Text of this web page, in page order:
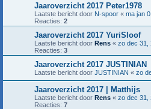
Jaaroverzicht 2017 Peter1978
Laatste bericht door N-spoor « ma jan
Reacties: 2
Jaaroverzicht 2017 YuriSloof
Laatste bericht door Rens « zo dec 31,
Reacties: 3
Jaaroverzicht 2017 JUSTINIAN
Laatste bericht door JUSTINIAN « zo
Jaaroverzicht 2017 | Matthijs
Laatste bericht door Rens « zo dec 31,
Reacties: 7